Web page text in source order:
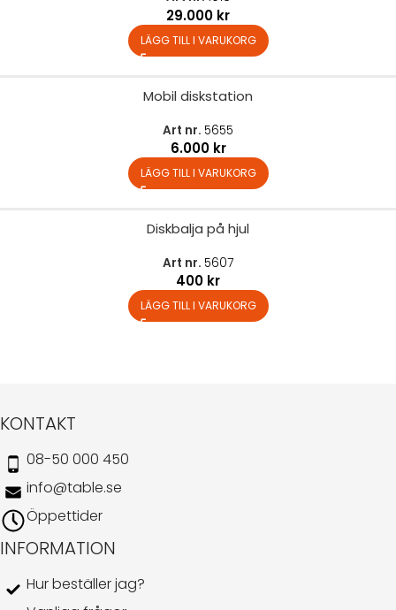
29.000 kr
LÄGG TILL I VARUKORG
Mobil diskstation
Art nr. 5655
6.000 kr
LÄGG TILL I VARUKORG
Diskbalja på hjul
Art nr. 5607
400 kr
LÄGG TILL I VARUKORG
KONTAKT
08-50 000 450
info@table.se
Öppettider
INFORMATION
Hur beställer jag?